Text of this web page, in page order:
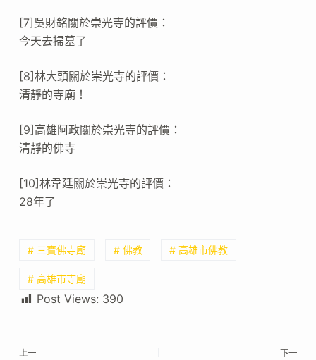
[7]吳財銘關於崇光寺的評價：
今天去掃墓了
[8]林大頭關於崇光寺的評價：
清靜的寺廟！
[9]高雄阿政關於崇光寺的評價：
清靜的佛寺
[10]林韋廷關於崇光寺的評價：
28年了
# 三寶佛寺廟 # 佛教 # 高雄市佛教
# 高雄市寺廟
Post Views: 390
上一 下一